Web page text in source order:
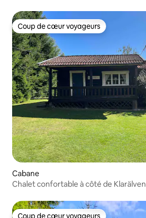
Coup de cœur voyageurs
Coup de cœur voyageurs
Cabane
Chalet confortable à côté de Klarälven
Coup de cœur voyageurs